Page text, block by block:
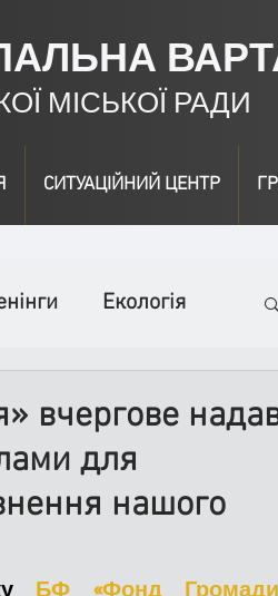
МІСЬКОЇ РАДИ
СИТУАЦІЙНИЙ ЦЕНТР
Екологія
Коронавірус
вчергове
для
нашого
БФ «Фонд Громади